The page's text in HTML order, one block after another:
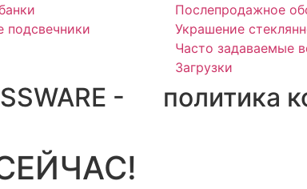
подсвечники
Послепродажное
Украшение
Часто задаваемые
Загрузки
-
политика